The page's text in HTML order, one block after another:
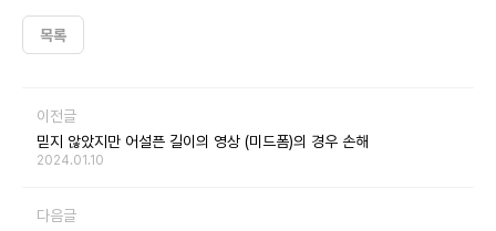
목록
이전글
믿지 않았지만 어설픈 길이의 영상 (미드폼)의 경우 손해
2024.01.10
다음글